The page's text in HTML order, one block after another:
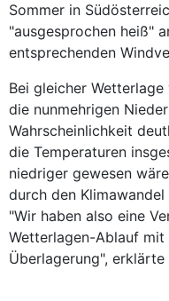
Sommer in
"ausgesprochen heiß"
entsprechenden
Bei gleicher
die nunmehrigen
Wahrscheinlichkeit
die Temperaturen
niedriger gewesen
durch den
"Wir haben also eine
Wetterlagen-Ablauf
Überlagerung",